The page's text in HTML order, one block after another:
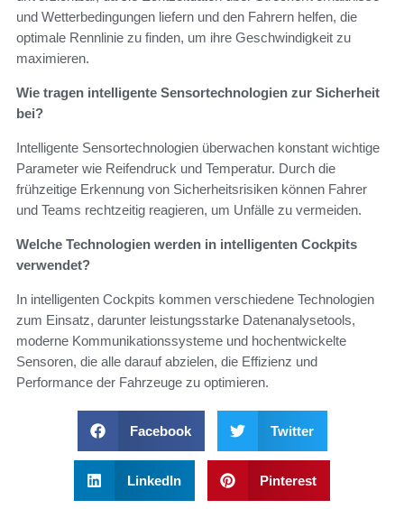
und Wetterbedingungen liefern und den Fahrern helfen, die
optimale Rennlinie zu finden, um ihre Geschwindigkeit zu
maximieren.
Wie tragen intelligente Sensortechnologien zur Sicherheit
bei?
Intelligente Sensortechnologien überwachen konstant wichtige
Parameter wie Reifendruck und Temperatur. Durch die
frühzeitige Erkennung von Sicherheitsrisiken können Fahrer
und Teams rechtzeitig reagieren, um Unfälle zu vermeiden.
Welche Technologien werden in intelligenten Cockpits
verwendet?
In intelligenten Cockpits kommen verschiedene Technologien
zum Einsatz, darunter leistungsstarke Datenanalysetools,
moderne Kommunikationssysteme und hochentwickelte
Sensoren, die alle darauf abzielen, die Effizienz und
Performance der Fahrzeuge zu optimieren.
Facebook Twitter
LinkedIn Pinterest